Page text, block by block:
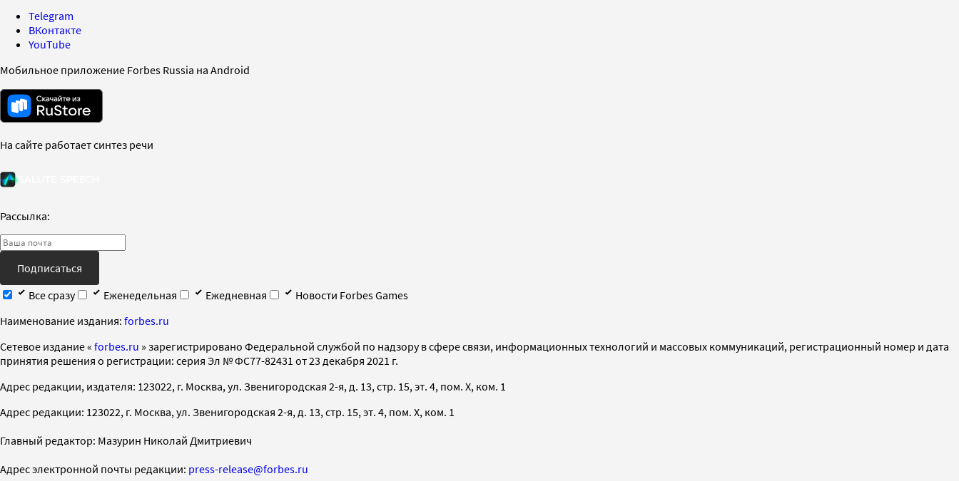
Telegram
ВКонтакте
YouTube
Мобильное приложение Forbes Russia на Android
На сайте работает синтез речи
Рассылка:
Подписаться
Все сразу
Еженедельная Ежедневная
Новости Forbes Games
Наименование издания: forbes.ru
Cетевое издание « forbes.ru » зарегистрировано Федеральной службой по надзору в сфере связи, информационных технологий и массовых коммуникаций, регистрационный номер и дата
принятия решения о регистрации: серия Эл № ФС77-82431 от 23 декабря 2021 г.
Адрес редакции, издателя: 123022, г. Москва, ул. Звенигородская 2-я, д. 13, стр. 15, эт. 4, пом. X, ком. 1
Адрес редакции: 123022, г. Москва, ул. Звенигородская 2-я, д. 13, стр. 15, эт. 4, пом. X, ком. 1
Главный редактор: Мазурин Николай Дмитриевич
Адрес электронной почты редакции: press-release@forbes.ru